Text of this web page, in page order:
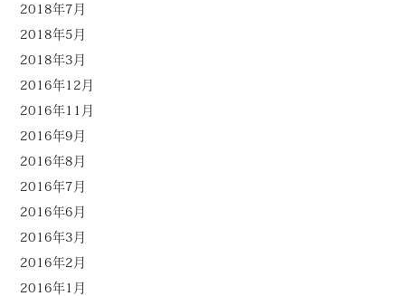
2018年7月
2018年5月
2018年3月
2016年12月
2016年11月
2016年9月
2016年8月
2016年7月
2016年6月
2016年3月
2016年2月
2016年1月